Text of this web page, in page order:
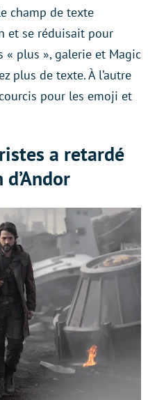
champ de texte
et se réduisait pour
« plus », galerie et Magic
plus de texte. À l’autre
pour les emoji et
a retardé